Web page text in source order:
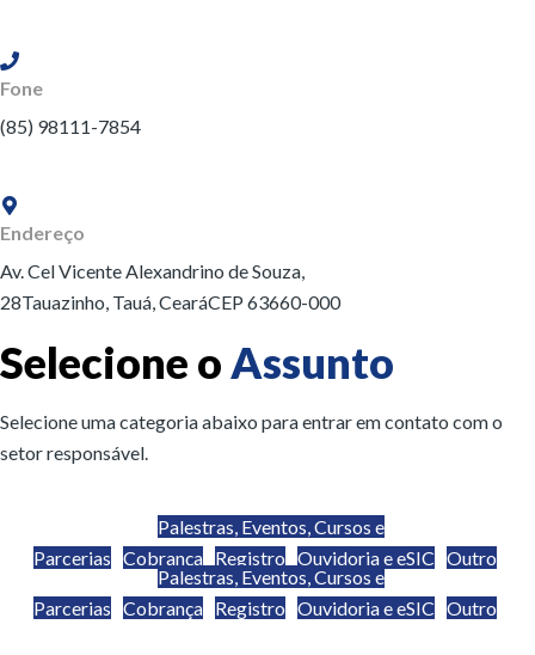
Fone
(85) 98111-7854
Endereço
Av. Cel Vicente Alexandrino de Souza,
28Tauazinho, Tauá,CearáCEP 63660-000
Selecione oAssunto
Selecione uma categoria abaixo para entrar em contato com o
setor responsável.
Palestras, Eventos, Cursos e
Parcerias Cobrança Registro Ouvidoria e eSIC Outro
Palestras, Eventos, Cursos e
Parcerias Cobrança Registro Ouvidoria e eSIC Outro